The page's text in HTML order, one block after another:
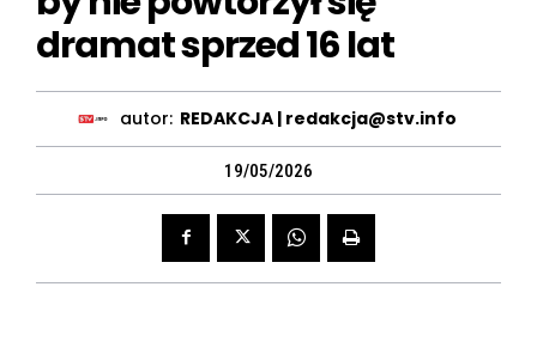
dramat sprzed 16 lat
autor: REDAKCJA | redakcja@stv.info
19/05/2026